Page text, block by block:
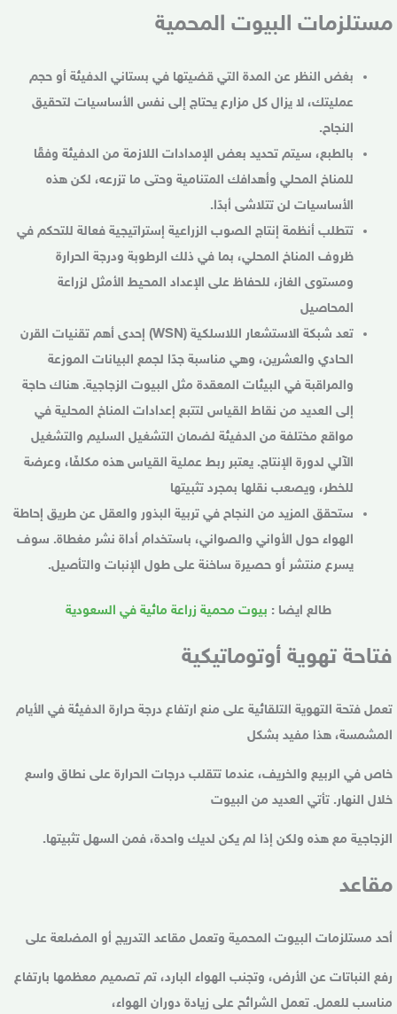
مستلزمات البيوت المحمية
بغض النظر عن المدة التي قضيتها في بستاني الدفيئة أو حجم
عمليتك، لا يزال كل مزارع يحتاج إلى نفس الأساسيات لتحقيق
النجاح.
بالطبع، سيتم تحديد بعض الإمدادات اللازمة من الدفيئة وفقًا
للمناخ المحلي وأهدافك المتنامية وحتى ما تزرعه، لكن هذه
الأساسيات لن تتلاشى أبدًا.
تتطلب أنظمة إنتاج الصوب الزراعية إستراتيجية فعالة للتحكم في
ظروف المناخ المحلي، بما في ذلك الرطوبة ودرجة الحرارة
ومستوى الغاز، للحفاظ على الإعداد المحيط الأمثل لزراعة
المحاصيل
تعد شبكة الاستشعار اللاسلكية (WSN) إحدى أهم تقنيات القرن
الحادي والعشرين، وهي مناسبة جدًا لجمع البيانات الموزعة
والمراقبة في البيئات المعقدة مثل البيوت الزجاجية. هناك حاجة
إلى العديد من نقاط القياس لتتبع إعدادات المناخ المحلية في
مواقع مختلفة من الدفيئة لضمان التشغيل السليم والتشغيل
الآلي لدورة الإنتاج. يعتبر ربط عملية القياس هذه مكلفًا، وعرضة
للخطر، ويصعب نقلها بمجرد تثبيتها
ستحقق المزيد من النجاح في تربية البذور والعقل عن طريق إحاطة
الهواء حول الأواني والصواني، باستخدام أداة نشر مغطاة. سوف
يسرع منتشر أو حصيرة ساخنة على طول الإنبات والتأصيل.
طالع ايضا : بيوت محمية زراعة مائية في السعودية
فتاحة تهوية أوتوماتيكية
تعمل فتحة التهوية التلقائية على منع ارتفاع درجة حرارة الدفيئة في الأيام
المشمسة، هذا مفيد بشكل
خاص في الربيع والخريف، عندما تتقلب درجات الحرارة على نطاق واسع
خلال النهار. تأتي العديد من البيوت
الزجاجية مع هذه ولكن إذا لم يكن لديك واحدة، فمن السهل تثبيتها.
مقاعد
أحد مستلزمات البيوت المحمية وتعمل مقاعد التدريج أو المضلعة على
رفع النباتات عن الأرض، وتجنب الهواء البارد، تم تصميم معظمها بارتفاع
مناسب للعمل. تعمل الشرائح على زيادة دوران الهواء،